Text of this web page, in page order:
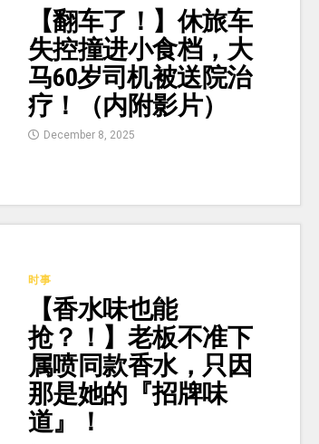
【翻车了！】休旅车
失控撞进小食档，大
马60岁司机被送院治
疗！（内附影片）
December 8, 2025
时事
【香水味也能
抢？！】老板不准下
属喷同款香水，只因
那是她的『招牌味
道』！